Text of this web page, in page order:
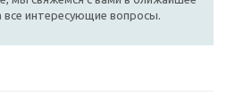
все интересующие вопросы.